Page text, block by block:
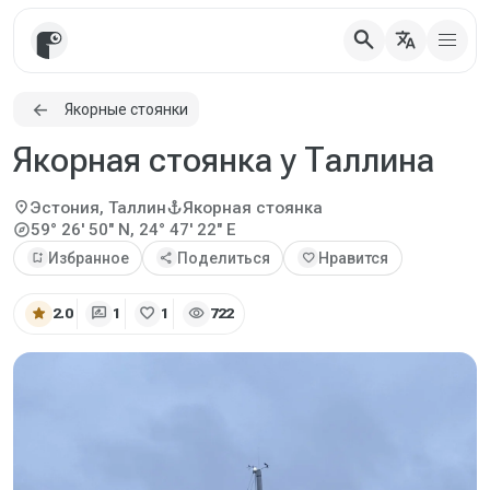
search translate
Якорные стоянки
Якорная стоянка у Таллина
location_onЭстония, ТаллинanchorЯкорная стоянка
explore59° 26' 50" N, 24° 47' 22" E
bookmark_add Избранное share Поделиться favorite Нравится
star 2.0 rate_review 1 favorite 1 visibility 722